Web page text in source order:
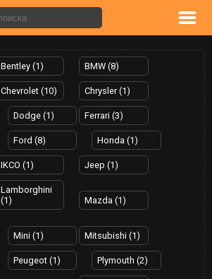
Bentley (1) BMW (8)
Chevrolet (10) Chrysler (1)
Dodge (1) Ferrari (3)
Ford (8) Honda (1)
IKCO (1) Jeep (1)
Lamborghini
(1)
Mazda (1)
Mini (1) Mitsubishi (1)
Peugeot (1) Plymouth (2)